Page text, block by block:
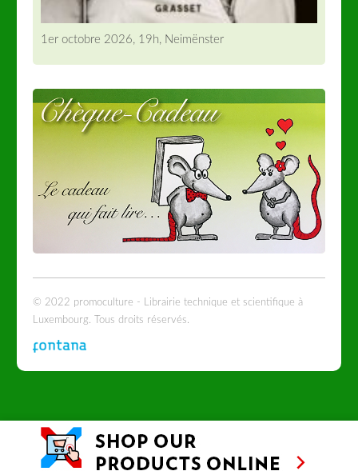
1er octobre 2026, 19h, Neimënster
© 2022 promoculture - Librairie technique et scientifique à
Luxembourg. Tous droits réservés.